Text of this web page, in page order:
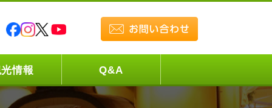
情報 Q&A